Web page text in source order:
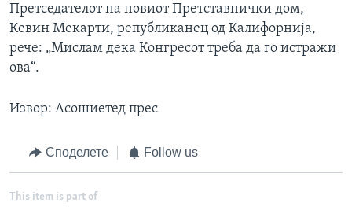
Претседателот на новиот Претставнички дом,
Кевин Мекарти, републиканец од Калифорнија,
рече: „Мислам дека Конгресот треба да го истражи
ова“.
Извор: Асошиетед прес
Споделете Follow us
This item is part of